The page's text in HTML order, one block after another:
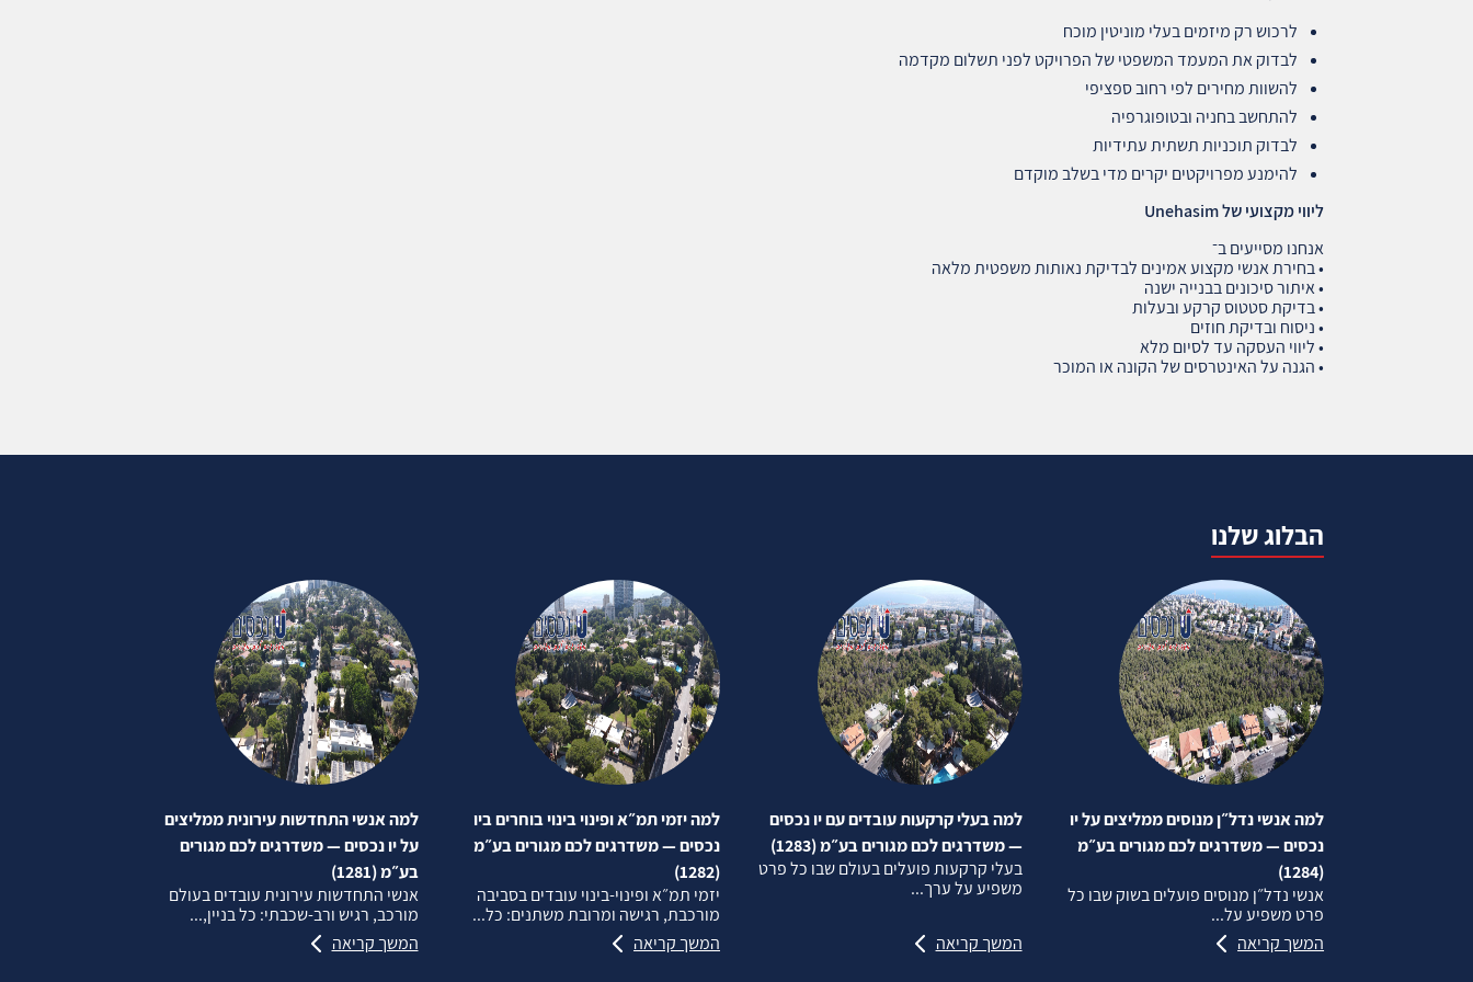
לרכוש רק מיזמים בעלי מוניטין מוכח
לבדוק את המעמד המשפטי של הפרויקט לפני תשלום מקדמה
להשוות מחירים לפי רחוב ספציפי
להתחשב בחניה ובטופוגרפיה
לבדוק תוכניות תשתית עתידיות
להימנע מפרויקטים יקרים מדי בשלב מוקדם
ליווי מקצועי שלUnehasim
אנחנו מסייעים ב־
• בחירת אנשי מקצוע אמינים לבדיקת נאותות משפטית מלאה
• איתור סיכונים בבנייה ישנה
• בדיקת סטטוס קרקע ובעלות
• ניסוח ובדיקת חוזים
• ליווי העסקה עד לסיום מלא
• הגנה על האינטרסים של הקונה או המוכר
הבלוג שלנו
למה אנשי נדל״ן מנוסים ממליצים על יו
נכסים — משדרגים לכם מגורים בע״מ
(1284)
אנשי נדל״ן מנוסים פועלים בשוק שבו כל
פרט משפיע על...
המשך קריאה
למה בעלי קרקעות עובדים עם יו נכסים
— משדרגים לכם מגורים בע״מ (1283)
בעלי קרקעות פועלים בעולם שבו כל פרט
משפיע על ערך...
המשך קריאה
למה יזמי תמ״א ופינוי בינוי בוחרים ביו
נכסים — משדרגים לכם מגורים בע״מ
(1282)
יזמי תמ״א ופינוי‑בינוי עובדים בסביבה
מורכבת, רגישה ומרובת משתנים: כל...
המשך קריאה
למה אנשי התחדשות עירונית ממליצים
על יו נכסים — משדרגים לכם מגורים
בע״מ (1281)
אנשי התחדשות עירונית עובדים בעולם
מורכב, רגיש ורב‑שכבתי: כל בניין,...
המשך קריאה